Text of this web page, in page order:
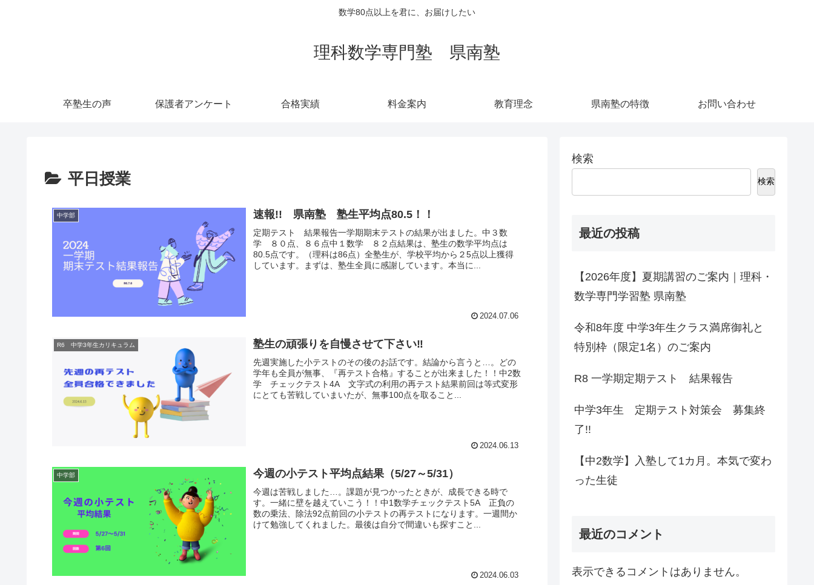
数学80点以上を君に、お届けしたい
理科数学専門塾 県南塾
卒塾生の声 保護者アンケート 合格実績 料金案内 教育理念 県南塾の特徴 お問い合わせ
平日授業
中学部 速報!! 県南塾 塾生平均点80.5！！
定期テスト 結果報告一学期期末テストの結果が出ました。中３数
学 ８０点、８６点中１数学 ８２点結果は、塾生の数学平均点は
80.5点です。（理科は86点）全塾生が、学校平均から２5点以上獲得
しています。まずは、塾生全員に感謝しています。本当に...
2024.07.06
R6 中学3年生カリキュラム 塾生の頑張りを自慢させて下さい‼
先週実施した小テストのその後のお話です。結論から言うと…。どの
学年も全員が無事、『再テスト合格』することが出来ました！！中2数
学 チェックテスト4A 文字式の利用の再テスト結果前回は等式変形
にとても苦戦していまいたが、無事100点を取ること...
2024.06.13
中学部 今週の小テスト平均点結果（5/27～5/31）
今週は苦戦しました…。課題が見つかったときが、成長できる時で
す。一緒に壁を越えていこう！！中1数学チェックテスト5A 正負の
数の乗法、除法92点前回の小テストの再テストになります。一週間か
けて勉強してくれました。最後は自分で間違いも探すこと...
2024.06.03
検索
検索
最近の投稿
【2026年度】夏期講習のご案内｜理科・
数学専門学習塾 県南塾
令和8年度 中学3年生クラス満席御礼と
特別枠（限定1名）のご案内
R8 一学期定期テスト 結果報告
中学3年生 定期テスト対策会 募集終
了!!
【中2数学】入塾して1カ月。本気で変わ
った生徒
最近のコメント
表示できるコメントはありません。